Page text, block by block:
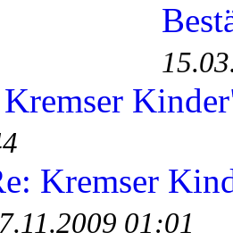
Kremser
01:01